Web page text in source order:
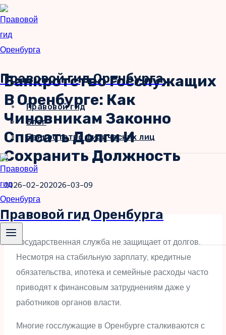
Перейти
к
содержимому
Правовой гид Оренбурга
Правовой гид
Блог
Банкротство физических лиц
Правовой гид Оренбурга
Банкротство Госслужащих
В Оренбурге: Как
Чиновникам Законно
Списать Долги И
Сохранить Должность
2026-02-202026-03-09
Государственная служба не защищает от долгов.
Несмотря на стабильную зарплату, кредитные
обязательства, ипотека и семейные расходы часто
приводят к финансовым затруднениям даже у
работников органов власти.
Многие госслужащие в Оренбурге сталкиваются с